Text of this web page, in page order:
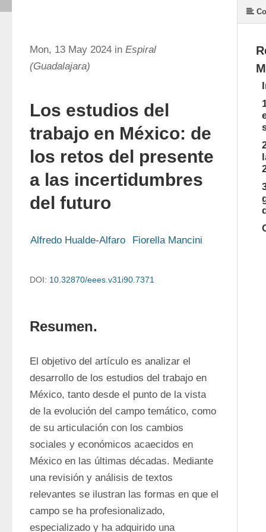
Mon, 13 May 2024 in Espiral
(Guadalajara)
Los estudios del
trabajo en México: de
los retos del presente
a las incertidumbres
del futuro
Alfredo Hualde-Alfaro Fiorella Mancini
DOI: 10.32870/eees.v31i90.7371
Resumen.
El objetivo del artículo es analizar el
desarrollo de los estudios del trabajo en
México, tanto desde el punto de la vista
de la evolución del campo temático, como
de su articulación con los cambios
sociales y económicos acaecidos en
México en las últimas décadas. Mediante
una revisión y análisis de textos
relevantes se ilustran las formas en que el
campo se ha profesionalizado,
especializado y ha adquirido una